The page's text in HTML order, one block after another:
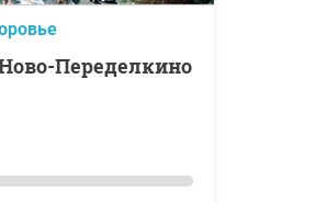
Ново-Переделкино